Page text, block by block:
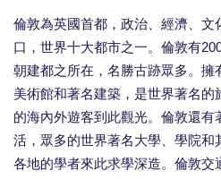
倫敦為英國首都，政治、經濟、文
口，世界十大都市之一。倫敦有
朝建都之所在，名勝古跡眾多。擁
美術館和著名建築，是世界著名
的海內外遊客到此觀光。倫敦還有
活，眾多的世界著名大學、學院和
各地的學者來此求學深造。倫敦交